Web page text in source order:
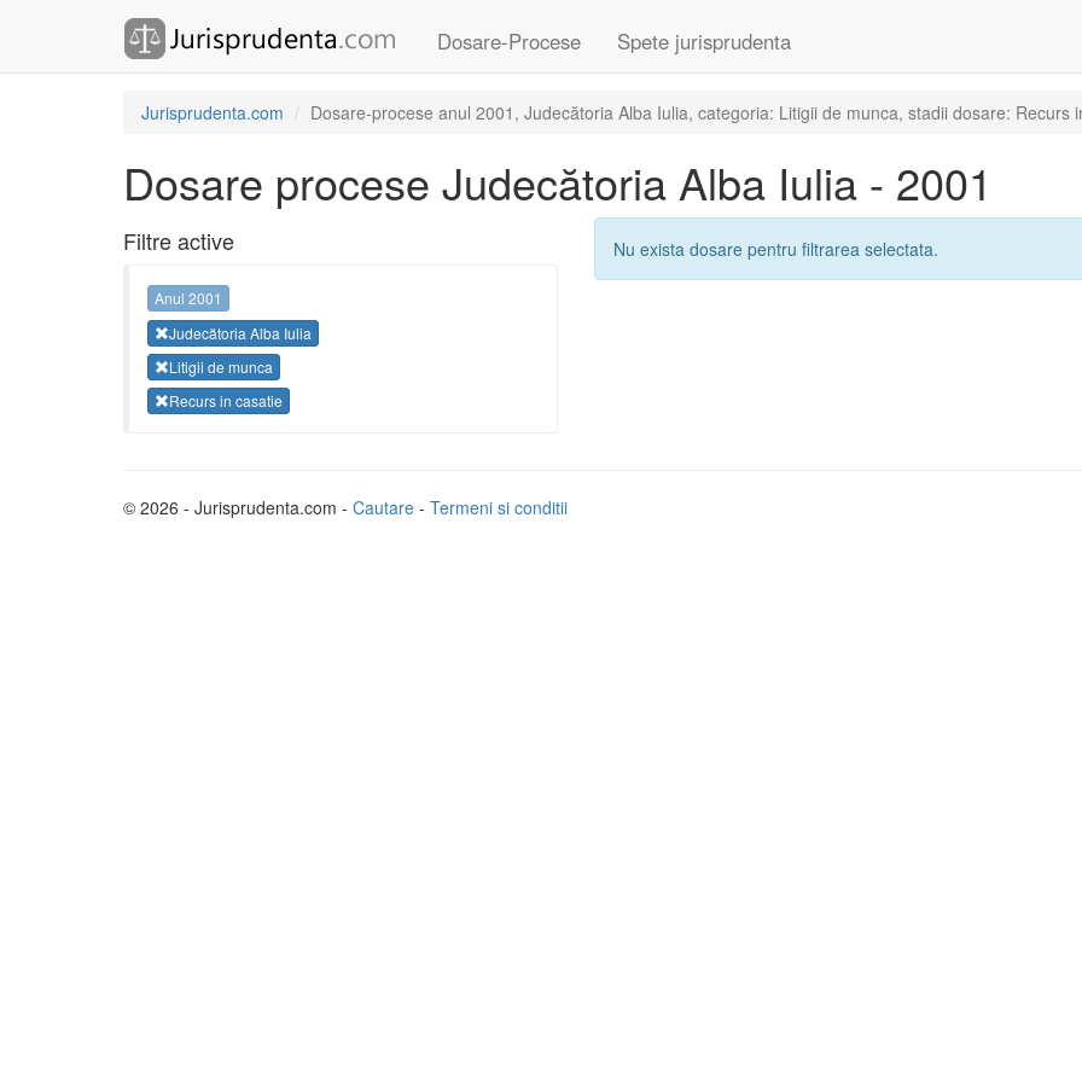
Dosare-Procese Spete jurisprudenta
Jurisprudenta.com Dosare-procese anul 2001, Judecătoria Alba Iulia, categoria: Litigii de munca, stadii dosare: Recurs
Dosare procese Judecătoria Alba Iulia - 2001
Filtre active
Anul 2001
Judecătoria Alba Iulia
Litigii de munca
Recurs in casatie
Nu exista dosare pentru filtrarea selectata.
© 2026 - Jurisprudenta.com - Cautare - Termeni si conditii